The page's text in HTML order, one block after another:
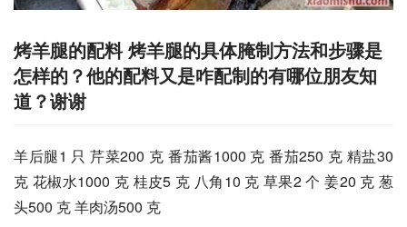
烤羊腿的配料 烤羊腿的具体腌制方法和步骤是
怎样的？他的配料又是咋配制的有哪位朋友知
道？谢谢
羊后腿1 只 芹菜200 克 番茄酱1000 克 番茄250 克 精盐30
克 花椒水1000 克 桂皮5 克 八角10 克 草果2 个 姜20 克 葱
头500 克 羊肉汤500 克